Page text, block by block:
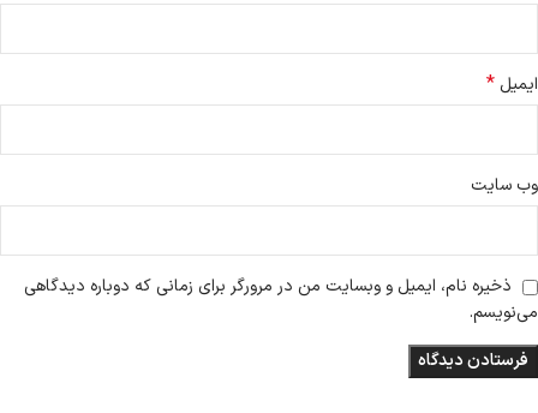
ایمیل *
وب‌ سایت
ذخیره نام، ایمیل و وبسایت من در مرورگر برای زمانی که دوباره دیدگاهی
می‌نویسم.